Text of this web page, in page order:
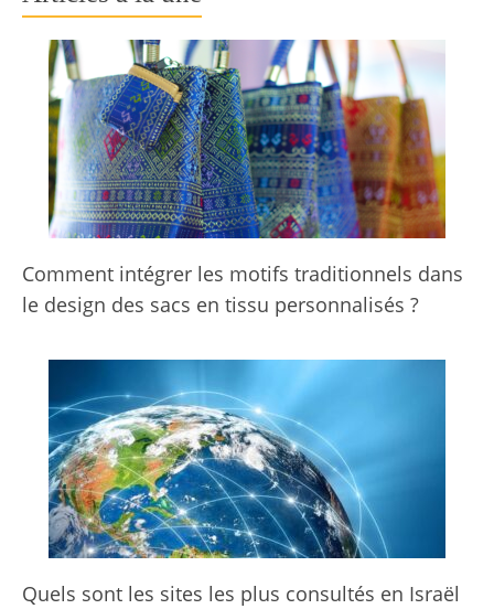
Comment intégrer les motifs traditionnels dans
le design des sacs en tissu personnalisés ?
Quels sont les sites les plus consultés en Israël